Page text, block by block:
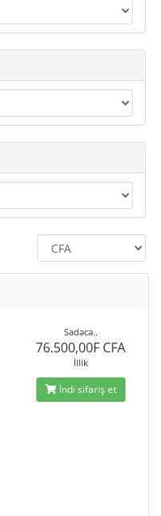
Sadəcə..
76.500,00F CFA
İllik
İndi sifariş et